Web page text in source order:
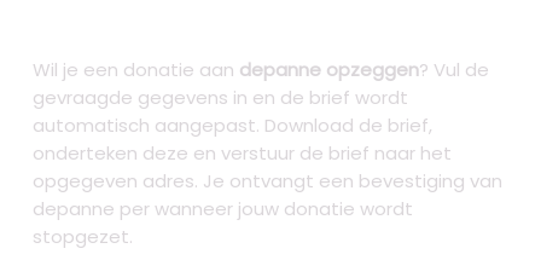
Wil je een donatie aan depanne opzeggen? Vul de
gevraagde gegevens in en de brief wordt
automatisch aangepast. Download de brief,
onderteken deze en verstuur de brief naar het
opgegeven adres. Je ontvangt een bevestiging van
depanne per wanneer jouw donatie wordt
stopgezet.